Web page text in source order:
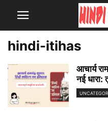
hindi-itihas
आचार्य
नई धारा: